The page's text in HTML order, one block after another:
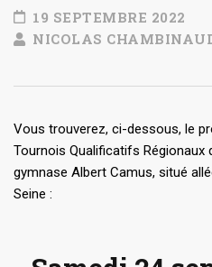
19 SEPTEMBRE 2022
NICOLAS
Vous trouverez, ci-dessous, le
Tournois Qualificatifs Régionaux
gymnase Albert Camus, situé
Seine :